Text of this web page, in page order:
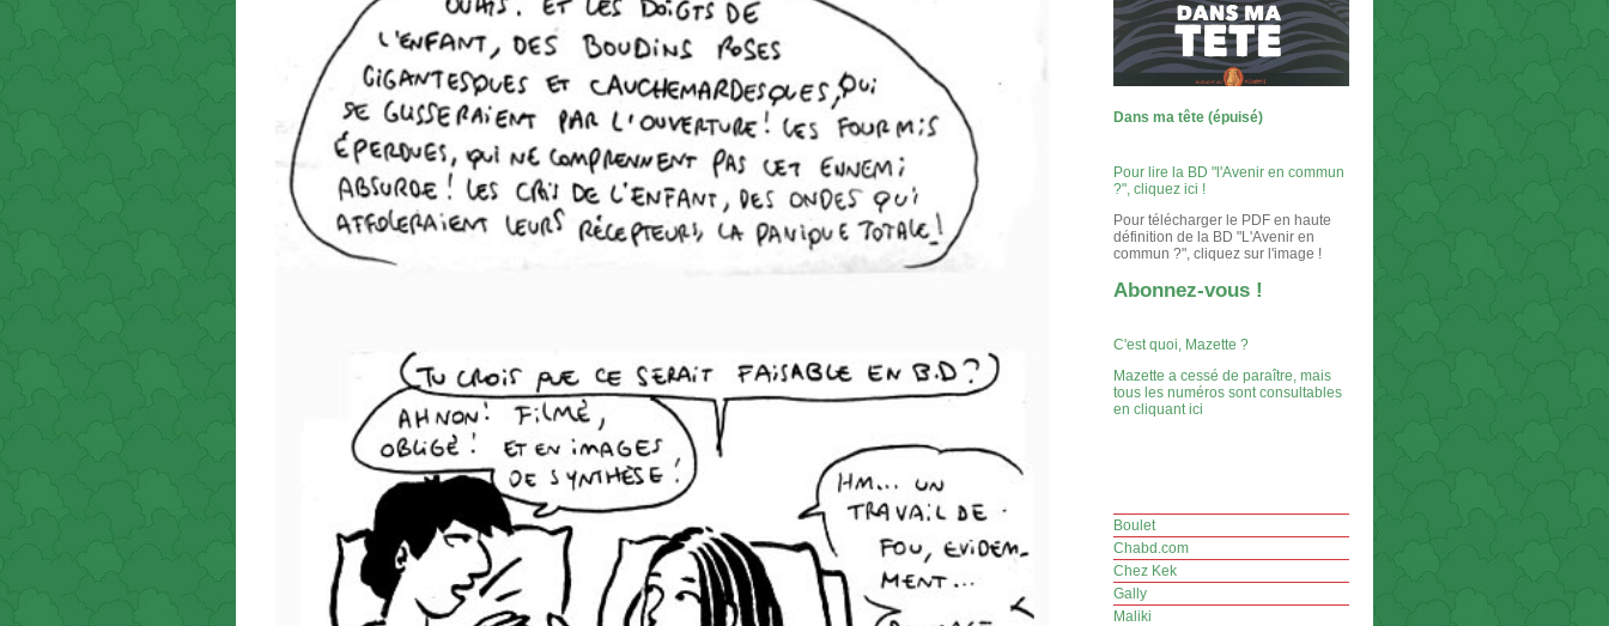
Dans ma tête (épuisé)
Pour lire la BD "l'Avenir en commun
?", cliquez ici !
Pour télécharger le PDF en haute
définition de la BD "L'Avenir en
commun ?", cliquez sur l'image !
Abonnez-vous !
C'est quoi, Mazette ?
Mazette a cessé de paraître, mais
tous les numéros sont consultables
en cliquant ici
Boulet
Chabd.com
Chez Kek
Gally
Maliki